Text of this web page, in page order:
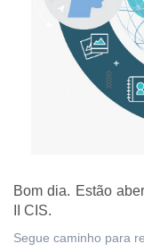
Bom dia. Estão
II CIS.
Segue caminho para